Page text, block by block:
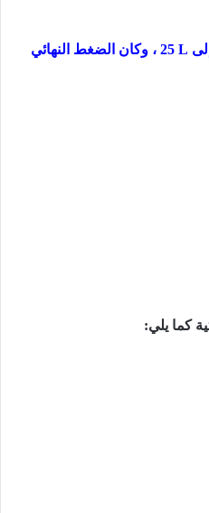
إلى 25 L ، وكان الضغط النهائي
كما يلي: